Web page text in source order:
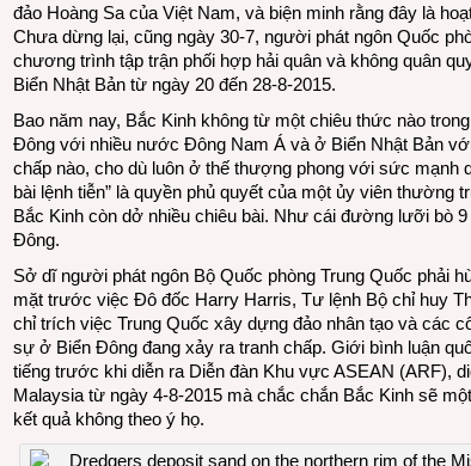
đảo Hoàng Sa của Việt Nam, và biện minh rằng đây là
Chưa dừng lại, cũng ngày 30-7, người phát ngôn Quốc
chương trình tập trận phối hợp hải quân và không quân
Biển Nhật Bản từ ngày 20 đến 28-8-2015.
Bao năm nay, Bắc Kinh không từ một chiêu thức nào
Đông với nhiều nước Đông Nam Á và ở Biển Nhật Bản
chấp nào, cho dù luôn ở thế thượng phong với sức mạnh
bài lệnh tiễn” là quyền phủ quyết của một ủy viên thường
Bắc Kinh còn dở nhiều chiêu bài. Như cái đường lưỡi bò
Đông.
Sở dĩ người phát ngôn Bộ Quốc phòng Trung Quốc phải
mặt trước việc Đô đốc Harry Harris, Tư lệnh Bộ chỉ huy
chỉ trích việc Trung Quốc xây dựng đảo nhân tạo và các
sự ở Biển Đông đang xảy ra tranh chấp. Giới bình luận
tiếng trước khi diễn ra Diễn đàn Khu vực ASEAN (ARF),
Malaysia từ ngày 4-8-2015 mà chắc chắn Bắc Kinh sẽ
kết quả không theo ý họ.